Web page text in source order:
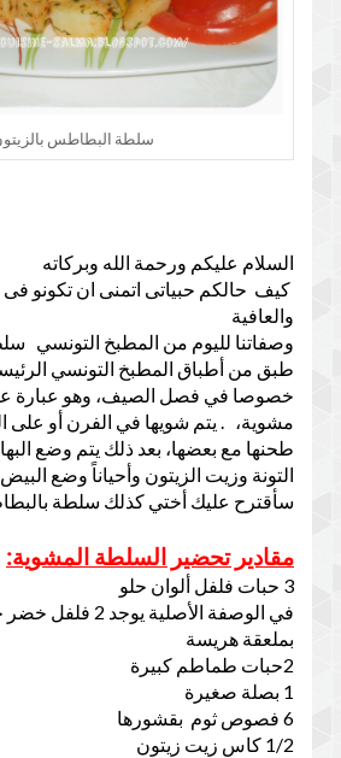
سلطة البطاطس
السلام عليكم ورحمة الله وبركاته
كيف حالكم حبياتى اتمنى ان تكونو
والعافية
وصفاتنا لليوم من المطبخ التونسي
طبق من أطباق المطبخ التونسي
خصوصا في فصل الصيف، وهو عبارة
مشوية، . يتم شويها في الفرن أو على
طحنها مع بعضها، بعد ذلك يتم وضع
التونة وزيت الزيتون وأحياناً وضع
سأقترح عليك أختي كذلك سلطة
مقادير تحضير السلطة المشوية:
3 حبات فلفل ألوان حلو
في الوصفة الأصلية
بملعقة هريسة
2حبات طماطم كبيرة
1 بصلة صغيرة
6 فصوص ثوم بقشورها
1/2 كاس زيت زيتون